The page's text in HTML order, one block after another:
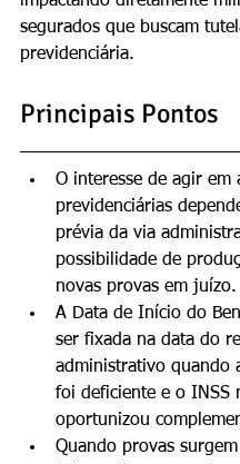
segurados que buscam
previdenciária.
Principais Pontos
O interesse de agir em
previdenciárias
prévia da via
possibilidade de
novas provas em juízo.
A Data de Início do
ser fixada na data do
administrativo quando
foi deficiente e o INSS
oportunizou
Quando provas